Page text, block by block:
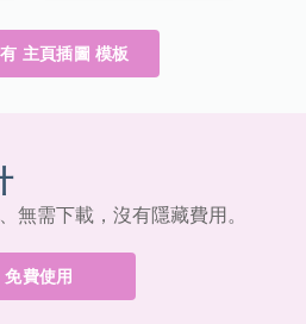
主頁插圖 模板
無需下載，沒有隱藏費用。
免費使用